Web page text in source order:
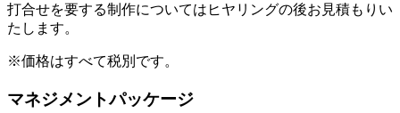
打合せを要する制作についてはヒヤリングの後お見積もりい
たします。
※価格はすべて税別です。
マネジメントパッケージ